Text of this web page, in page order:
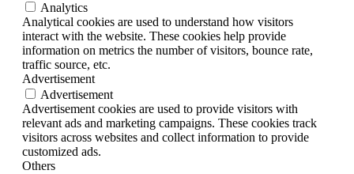
Analytics
Analytical cookies are used to understand how visitors
interact with the website. These cookies help provide
information on metrics the number of visitors, bounce rate,
traffic source, etc.
Advertisement
Advertisement
Advertisement cookies are used to provide visitors with
relevant ads and marketing campaigns. These cookies track
visitors across websites and collect information to provide
customized ads.
Others